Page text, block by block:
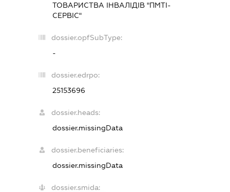
ТОВАРИСТВА ІНВАЛІДІВ "ПМТІ-
СЕРВІС"
dossier.opfSubType:
-
dossier.edrpo:
25153696
dossier.heads:
dossier.missingData
dossier.beneficiaries:
dossier.missingData
dossier.smida: